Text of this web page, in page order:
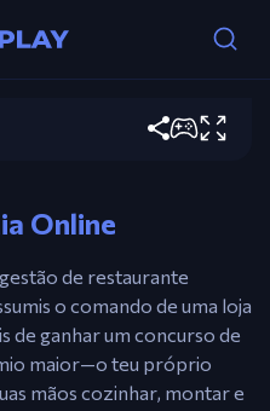
Mia
montar tacos, cozinhar
Online
de restaurante
o comando de uma loja
de ganhar um concurso de
maior—o teu próprio
mãos cozinhar, montar e